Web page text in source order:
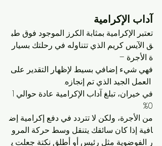
آداب الإكرامية
تعتبر الإكرامية بمثابة الكرز الموجود فوق طب
ق الآيس كريم الذي تتناوله في رحلتك بسيار
ة الأجرة –
فهي شيء إضافي بسيط لإظهار التقدير على
العمل الجيد الذي تم إنجازه.
في خيران، تبلغ آداب الإكرامية عادة حوالي 1
0%
من الأجرة، ولكن لا تتردد في دفع إكرامية إض
افية إذا كان سائقك يتنقل وسط حركة المرو
ر الفوضوية مثل رئيس أو أطلق نكتة جعلت ي